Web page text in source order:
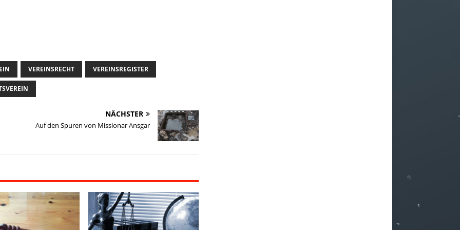
VEREINSRECHT VEREINSREGISTER
NÄCHSTER
Auf den Spuren von Missionar Ansgar